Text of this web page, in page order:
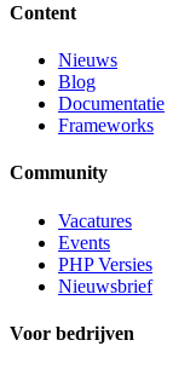
Content
Nieuws
Blog
Documentatie
Frameworks
Community
Vacatures
Events
PHP Versies
Nieuwsbrief
Voor bedrijven